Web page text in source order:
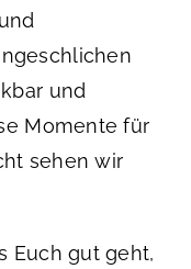
und
Momente für
sehen wir
Euch gut geht,